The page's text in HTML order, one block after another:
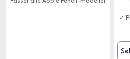
Passer alle Apple Pencil-modeller
✓